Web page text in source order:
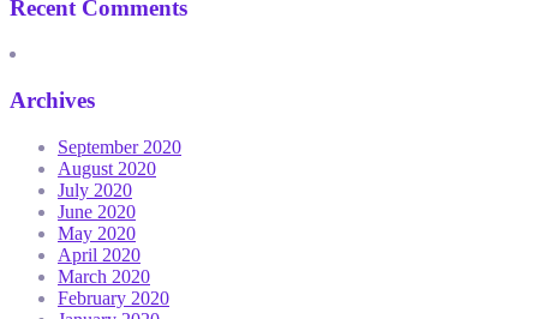
Recent Comments
Archives
September 2020
August 2020
July 2020
June 2020
May 2020
April 2020
March 2020
February 2020